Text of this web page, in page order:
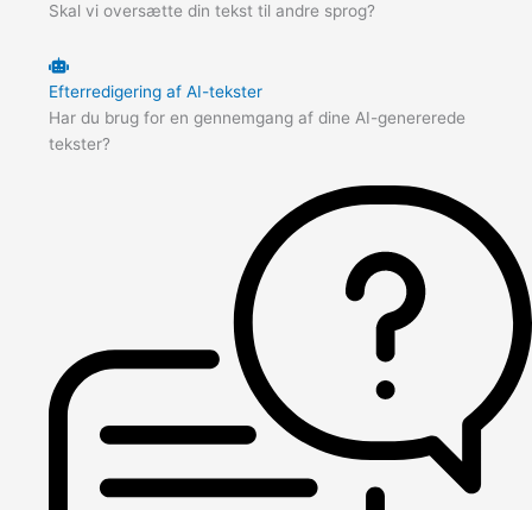
Skal vi oversætte din tekst til andre sprog?
Efterredigering af AI-tekster
Har du brug for en gennemgang af dine AI-genererede
tekster?